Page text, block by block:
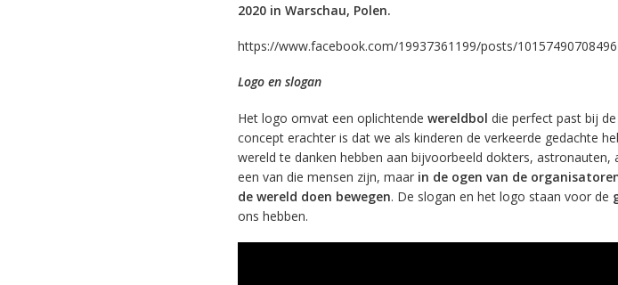
2020 in Warschau, Polen.
https://www.facebook.com/19937361199/posts/
Logo en slogan
Het logo omvat een oplichtende wereldbol die perfect past bij
concept erachter is dat we als kinderen de verkeerde gedachte
wereld te danken hebben aan bijvoorbeeld dokters, astronauten,
een van die mensen zijn, maar in de ogen van de
de wereld doen bewegen. De slogan en het logo staan voor de
ons hebben.